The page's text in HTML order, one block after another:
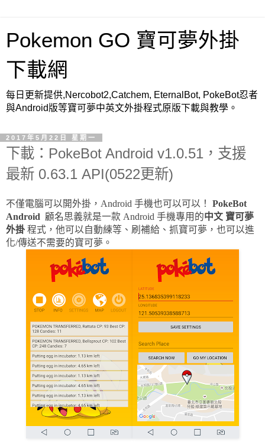
Pokemon GO 寶可夢外掛
下載網
每日更新提供,Nercobot2,Catchem, EternalBot, PokeBot忍者
與Android版等寶可夢中英文外掛程式原版下載與教學。
2017年5月22日 星期一
下載：PokeBot Android v1.0.51，支援
最新 0.63.1 API(0522更新)
不僅電腦可以開外掛，Android 手機也可以可以！
PokeBot
Android 顧名思義就是一款 Android 手機專用的中文 寶可夢
外掛 程式，他可以自動練等、刷補給、抓寶可夢，也可以進
化/傳送不需要的寶可夢。